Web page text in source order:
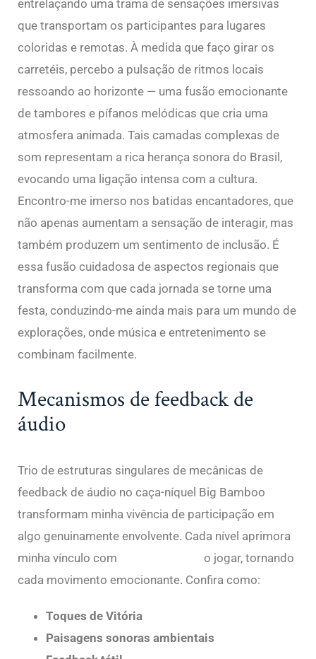
entrelaçando uma trama de sensações imersivas
que transportam os participantes para lugares
coloridas e remotas. À medida que faço girar os
carretéis, percebo a pulsação de ritmos locais
ressoando ao horizonte — uma fusão emocionante
de tambores e pífanos melódicas que cria uma
atmosfera animada. Tais camadas complexas de
som representam a rica herança sonora do Brasil,
evocando uma ligação intensa com a cultura.
Encontro-me imerso nos batidas encantadores, que
não apenas aumentam a sensação de interagir, mas
também produzem um sentimento de inclusão. É
essa fusão cuidadosa de aspectos regionais que
transforma com que cada jornada se torne uma
festa, conduzindo-me ainda mais para um mundo de
explorações, onde música e entretenimento se
combinam facilmente.
Mecanismos de feedback de
áudio
Trio de estruturas singulares de mecânicas de
feedback de áudio no caça-níquel Big Bamboo
transformam minha vivência de participação em
algo genuinamente envolvente. Cada nível aprimora
minha vínculo com
o jogar, tornando
cada movimento emocionante. Confira como:
Toques de Vitória
Paisagens sonoras ambientais